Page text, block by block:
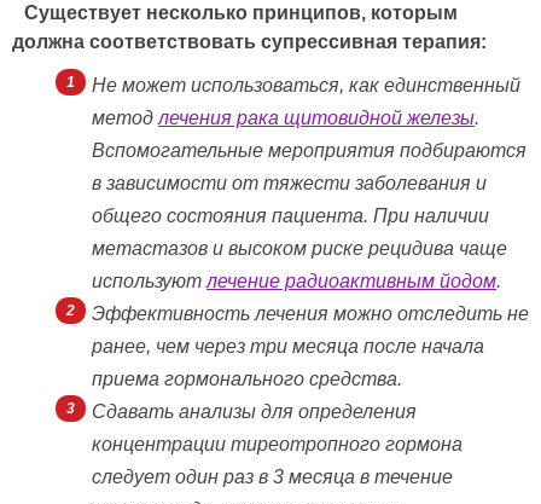
Существует несколько принципов, которым
должна соответствовать супрессивная терапия:
Не может использоваться, как единственный
метод лечения рака щитовидной железы.
Вспомогательные мероприятия подбираются
в зависимости от тяжести заболевания и
общего состояния пациента. При наличии
метастазов и высоком риске рецидива чаще
используют лечение радиоактивным йодом.
Эффективность лечения можно отследить не
ранее, чем через три месяца после начала
приема гормонального средства.
Сдавать анализы для определения
концентрации тиреотропного гормона
следует один раз в 3 месяца в течение